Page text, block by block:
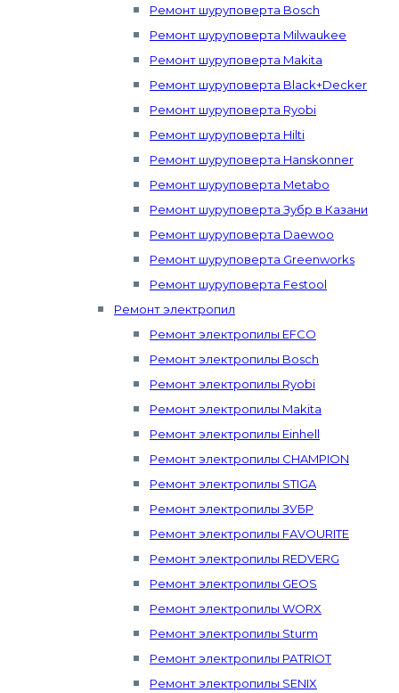
Ремонт шуруповерта Bosch
Ремонт шуруповерта Milwaukee
Ремонт шуруповерта Makita
Ремонт шуруповерта Black+Decker
Ремонт шуруповерта Ryobi
Ремонт шуруповерта Hilti
Ремонт шуруповерта Hanskonner
Ремонт шуруповерта Metabo
Ремонт шуруповерта Зубр в Казани
Ремонт шуруповерта Daewoo
Ремонт шуруповерта Greenworks
Ремонт шуруповерта Festool
Ремонт электропил
Ремонт электропилы EFCO
Ремонт электропилы Bosch
Ремонт электропилы Ryobi
Ремонт электропилы Makita
Ремонт электропилы Einhell
Ремонт электропилы CHAMPION
Ремонт электропилы STIGA
Ремонт электропилы ЗУБР
Ремонт электропилы FAVOURITE
Ремонт электропилы REDVERG
Ремонт электропилы GEOS
Ремонт электропилы WORX
Ремонт электропилы Sturm
Ремонт электропилы PATRIOT
Ремонт электропилы SENIX